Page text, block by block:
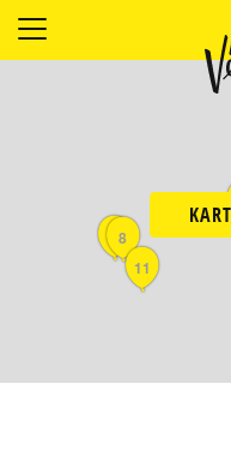
11
98